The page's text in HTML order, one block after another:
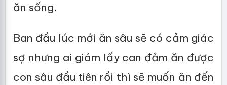
ăn sống.
Ban đầu lúc mới ăn sâu sẽ có cảm giác
sợ nhưng ai giám lấy can đảm ăn được
con sâu đầu tiên rồi thì sẽ muốn ăn đến